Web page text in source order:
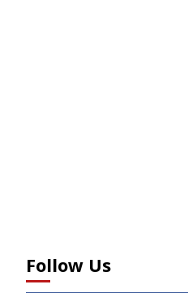
Follow Us